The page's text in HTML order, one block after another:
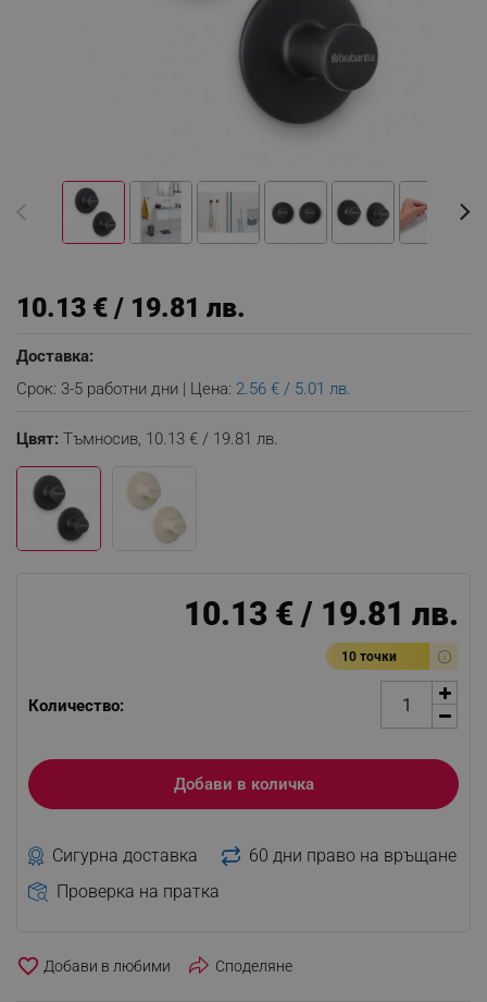
10.13 € / 19.81 лв.
Доставка:
Срок: 3-5 работни дни | Цена: 2.56 € / 5.01 лв.
Цвят: Тъмносив, 10.13 € / 19.81 лв.
10.13 € / 19.81 лв.
10 точки
Количество:
Добави в количка
Сигурна доставка
60 дни право на връщане
Проверка на пратка
favorite_border Споделяне